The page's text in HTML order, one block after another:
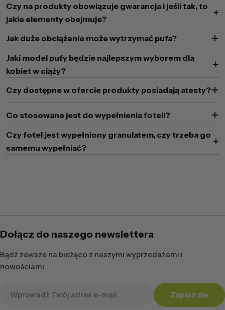
Czy na produkty obowiązuje gwarancja i jeśli tak, to
jakie elementy obejmuje?
Jak duże obciążenie może wytrzymać pufa?
Jaki model pufy będzie najlepszym wyborem dla
kobiet w ciąży?
Czy dostępne w ofercie produkty posiadają atesty?
Co stosowane jest do wypełnienia foteli?
Czy fotel jest wypełniony granulatem, czy trzeba go
samemu wypełniać?
Dołącz do naszego newslettera
Bądź zawsze na bieżąco z naszymi wyprzedażami i
nowościami.
Zapisz się